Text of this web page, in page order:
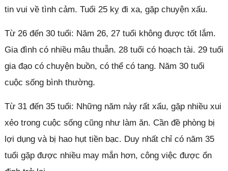
tin vui về tình cảm. Tuổi 25 kỵ đi xa, gặp chuyện xấu.
Từ 26 đến 30 tuổi: Năm 26, 27 tuổi không được tốt lắm.
Gia đình có nhiều mâu thuẫn. 28 tuổi có hoạch tài. 29 tuổi
gia đạo có chuyện buồn, có thể có tang. Năm 30 tuổi
cuộc sống bình thường.
Từ 31 đến 35 tuổi: Những năm này rất xấu, gặp nhiều xui
xẻo trong cuộc sống cũng như làm ăn. Cần đề phòng bị
lợi dụng và bị hao hụt tiền bạc. Duy nhất chỉ có năm 35
tuổi gặp được nhiều may mắn hơn, công việc được ổn